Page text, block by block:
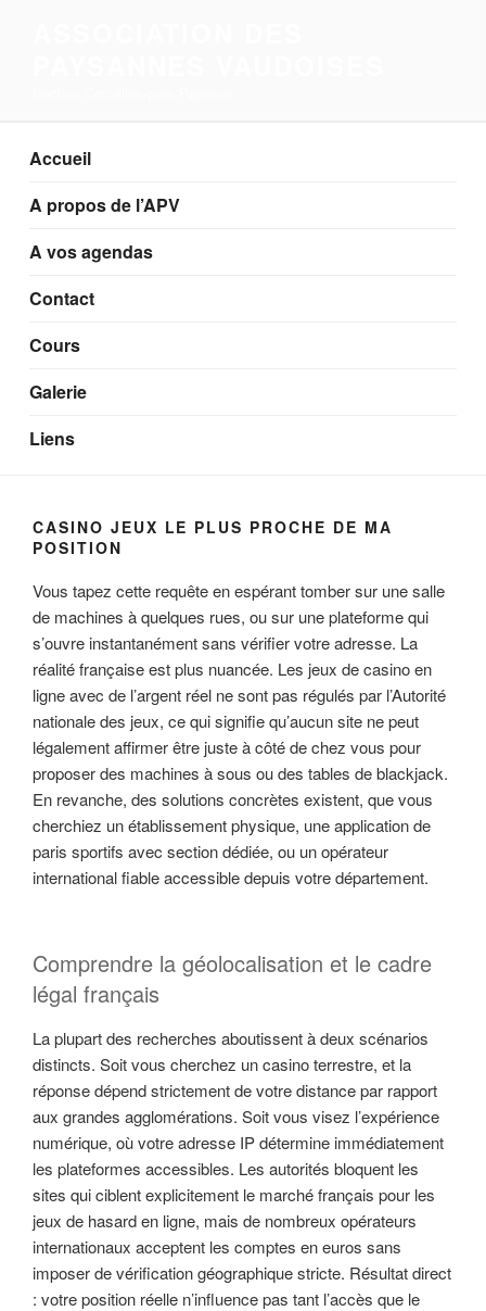
Accueil
A propos de l’APV
A vos agendas
Contact
Cours
Galerie
Liens
CASINO JEUX LE PLUS PROCHE DE MA
POSITION
Vous tapez cette requête en espérant tomber sur une salle
de machines à quelques rues, ou sur une plateforme qui
s’ouvre instantanément sans vérifier votre adresse. La
réalité française est plus nuancée. Les jeux de casino en
ligne avec de l’argent réel ne sont pas régulés par l’Autorité
nationale des jeux, ce qui signifie qu’aucun site ne peut
légalement affirmer être juste à côté de chez vous pour
proposer des machines à sous ou des tables de blackjack.
En revanche, des solutions concrètes existent, que vous
cherchiez un établissement physique, une application de
paris sportifs avec section dédiée, ou un opérateur
international fiable accessible depuis votre département.
Comprendre la géolocalisation et le cadre
légal français
La plupart des recherches aboutissent à deux scénarios
distincts. Soit vous cherchez un casino terrestre, et la
réponse dépend strictement de votre distance par rapport
aux grandes agglomérations. Soit vous visez l’expérience
numérique, où votre adresse IP détermine immédiatement
les plateformes accessibles. Les autorités bloquent les
sites qui ciblent explicitement le marché français pour les
jeux de hasard en ligne, mais de nombreux opérateurs
internationaux acceptent les comptes en euros sans
imposer de vérification géographique stricte. Résultat direct
: votre position réelle n’influence pas tant l’accès que le